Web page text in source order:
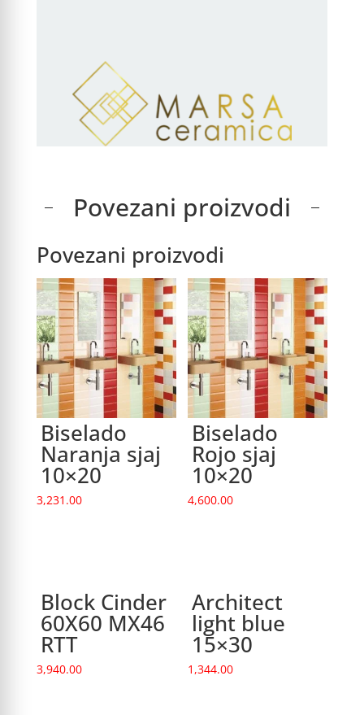
Povezani proizvodi
Povezani proizvodi
Biselado
Naranja sjaj
10×20
3,231.00
Biselado
Rojo sjaj
10×20
4,600.00
Block Cinder
60X60 MX46
RTT
3,940.00
Architect
light blue
15×30
1,344.00